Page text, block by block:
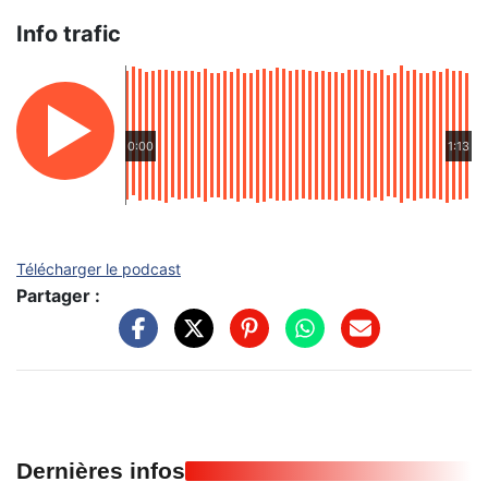
Info trafic
0:00 1:13
Télécharger le podcast
Partager :
Dernières infos